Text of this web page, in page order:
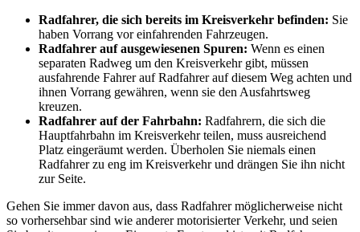
Radfahrer, die sich bereits im Kreisverkehr befinden: Sie
haben Vorrang vor einfahrenden Fahrzeugen.
Radfahrer auf ausgewiesenen Spuren: Wenn es einen
separaten Radweg um den Kreisverkehr gibt, müssen
ausfahrende Fahrer auf Radfahrer auf diesem Weg achten und
ihnen Vorrang gewähren, wenn sie den Ausfahrtsweg
kreuzen.
Radfahrer auf der Fahrbahn: Radfahrern, die sich die
Hauptfahrbahn im Kreisverkehr teilen, muss ausreichend
Platz eingeräumt werden. Überholen Sie niemals einen
Radfahrer zu eng im Kreisverkehr und drängen Sie ihn nicht
zur Seite.
Gehen Sie immer davon aus, dass Radfahrer möglicherweise nicht
so vorhersehbar sind wie anderer motorisierter Verkehr, und seien